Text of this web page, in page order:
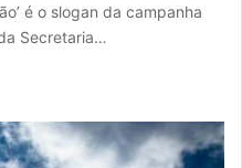
é o slogan da campanha
Secretaria…